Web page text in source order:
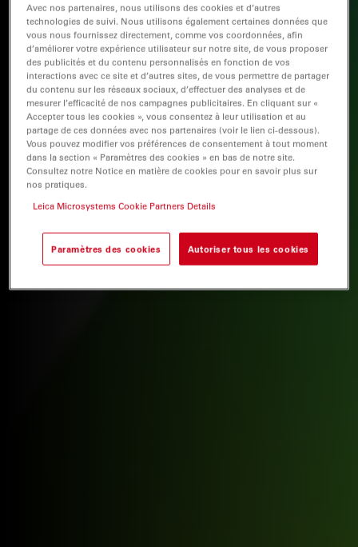
Avec nos partenaires, nous utilisons des cookies et d’autres
technologies de suivi. Nous utilisons également certaines données que
vous nous fournissez directement, comme vos coordonnées, afin
d’améliorer votre expérience utilisateur sur notre site, de vous proposer
des publicités et du contenu personnalisés en fonction de vos
interactions avec ce site et d’autres sites, de vous permettre de partager
du contenu sur les réseaux sociaux, d’effectuer des analyses et de
mesurer l’efficacité de nos campagnes publicitaires. En cliquant sur «
Accepter tous les cookies », vous consentez à leur utilisation et au
partage de ces données avec nos partenaires (voir le lien ci-dessous).
Vous pouvez modifier vos préférences de consentement à tout moment
dans la section « Paramètres des cookies » en bas de notre site.
Consultez notre Notice en matière de cookies pour en savoir plus sur
nos pratiques.
Leica Microsystems Cookie Partners Details
Paramètres des cookies Autoriser tous les cookies